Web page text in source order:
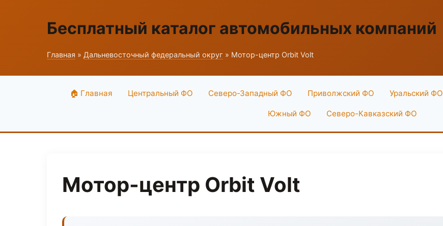
Бесплатный каталог автомобильных компаний
Главная » Дальневосточный федеральный округ » Мотор-центр Orbit Volt
🏠 Главная Центральный ФО Северо-Западный ФО Приволжский ФО Уральский ФО
Южный ФО Северо-Кавказский ФО
Мотор-центр Orbit Volt